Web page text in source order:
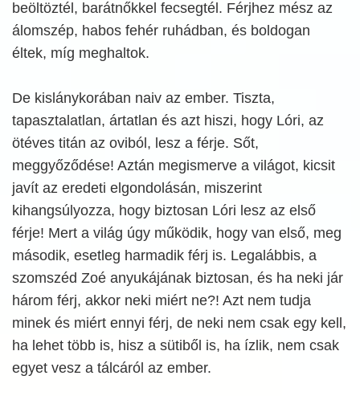
beöltöztél, barátnőkkel fecsegtél. Férjhez mész az
álomszép, habos fehér ruhádban, és boldogan
éltek, míg meghaltok.
De kislánykorában naiv az ember. Tiszta,
tapasztalatlan, ártatlan és azt hiszi, hogy Lóri, az
ötéves titán az oviból, lesz a férje. Sőt,
meggyőződése! Aztán megismerve a világot, kicsit
javít az eredeti elgondolásán, miszerint
kihangsúlyozza, hogy biztosan Lóri lesz az első
férje! Mert a világ úgy működik, hogy van első, meg
második, esetleg harmadik férj is. Legalábbis, a
szomszéd Zoé anyukájának biztosan, és ha neki jár
három férj, akkor neki miért ne?! Azt nem tudja
minek és miért ennyi férj, de neki nem csak egy kell,
ha lehet több is, hisz a sütiből is, ha ízlik, nem csak
egyet vesz a tálcáról az ember.